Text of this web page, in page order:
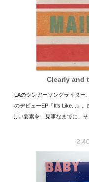
Clearly and
LAのシンガーソングライター
のデビューEP『It's Like...』
しい要素を、見事なまでに、